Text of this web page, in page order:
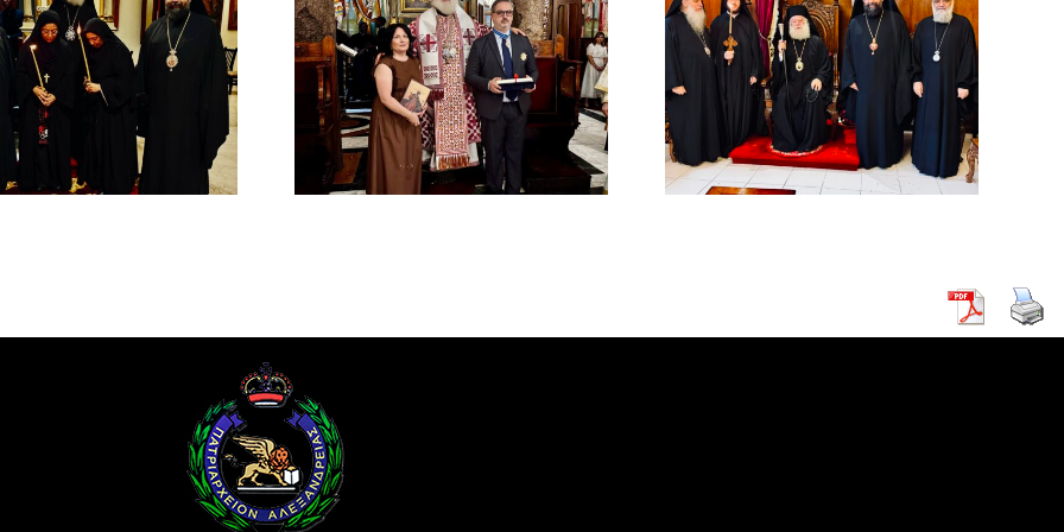
Νέος Αρχιμανδρίτης
και Πατριαρχική Τιμή
στον Γενικό Πρόξενο
Αλεξανδρείας
Νέος Μοναχός στο
Πατριαρχείο
Αλεξανδρείας